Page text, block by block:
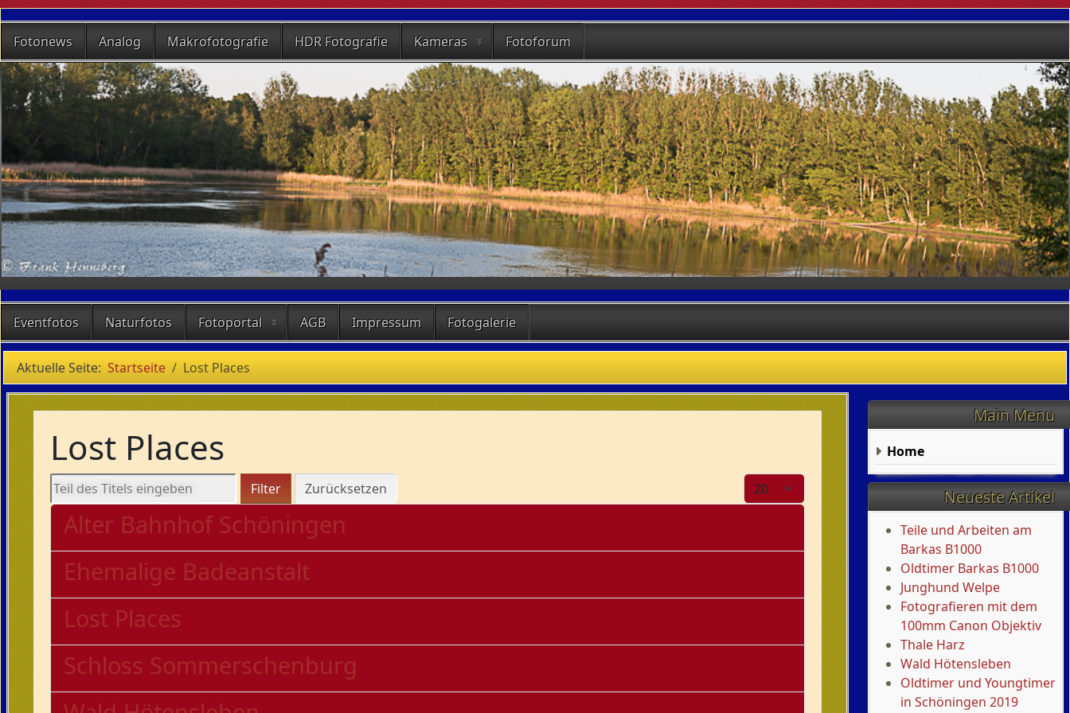
Fotonews Analog Makrofotografie HDR Fotografie Kameras Fotoforum
Eventfotos Naturfotos Fotoportal AGB Impressum Fotogalerie
Aktuelle Seite: Startseite Lost Places
Main Menu
Home
Neueste Artikel
Teile und Arbeiten am
Barkas B1000
Oldtimer Barkas B1000
Junghund Welpe
Fotografieren mit dem
100mm Canon Objektiv
Thale Harz
Wald Hötensleben
Oldtimer und Youngtimer
in Schöningen 2019
Lost Places
Teil des Titels eingeben Filter Zurücksetzen Anzeige #
Alter Bahnhof Schöningen
Ehemalige Badeanstalt
Lost Places
Schloss Sommerschenburg